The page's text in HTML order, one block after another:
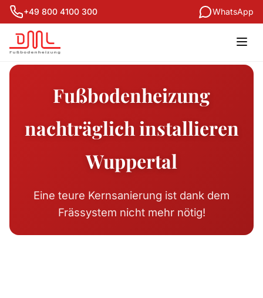
+49 800 4100 300 WhatsApp
Fußbodenheizung
nachträglich installieren
Wuppertal
Eine teure Kernsanierung ist dank dem
Frässystem nicht mehr nötig!